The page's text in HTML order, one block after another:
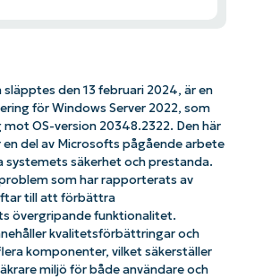
den 13 februari 2024, är en
för Windows Server 2022, som
OS-version 20348.2322. Den här
del av Microsofts pågående arbete
säkerhet och prestanda.
som har rapporterats av
till att förbättra
övergripande funktionalitet.
kvalitetsförbättringar och
komponenter, vilket säkerställer
miljö för både användare och